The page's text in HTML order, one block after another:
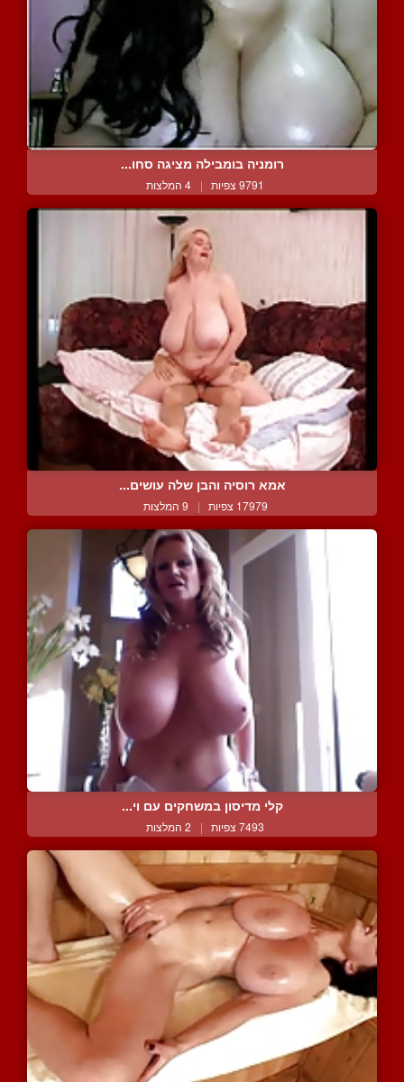
רומניה בומבילה מציגה סחו...
9791 צפיות | 4 המלצות
אמא רוסיה והבן שלה עושים...
17979 צפיות | 9 המלצות
קלי מדיסון במשחקים עם וי...
7493 צפיות | 2 המלצות